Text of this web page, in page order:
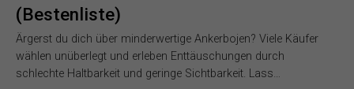
(Bestenliste)
Ärgerst du dich über minderwertige Ankerbojen? Viele Käufer
wählen unüberlegt und erleben Enttäuschungen durch
schlechte Haltbarkeit und geringe Sichtbarkeit. Lass…